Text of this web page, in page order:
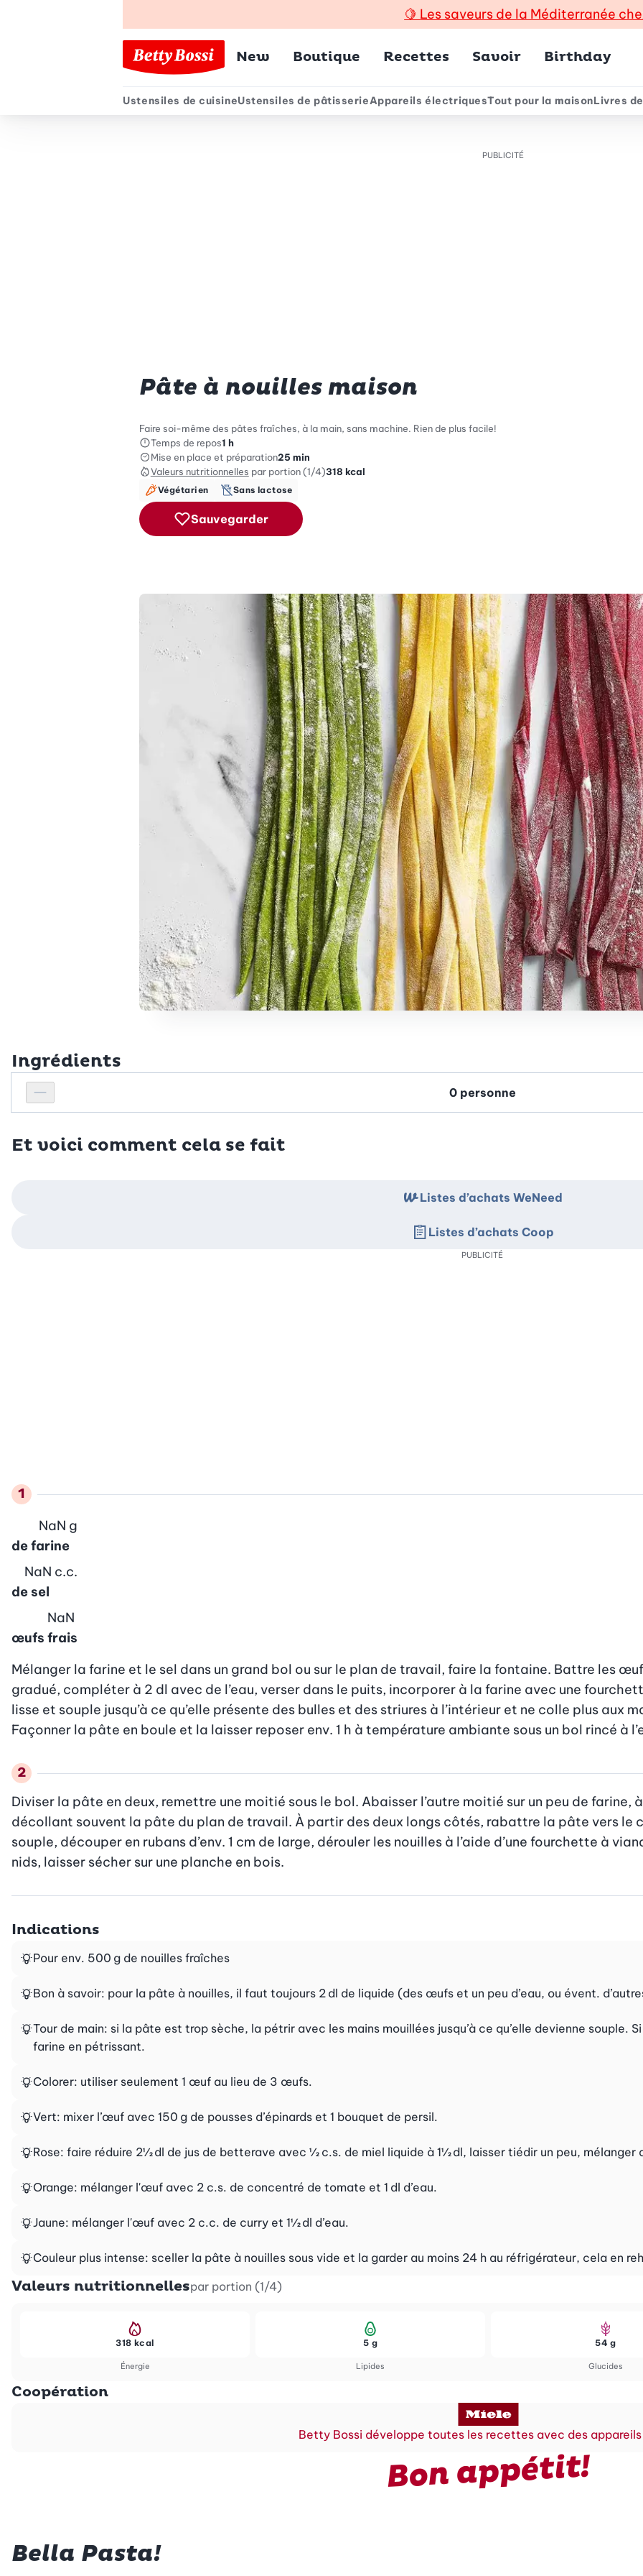
🍋 Les saveurs de la Méditerranée
Menu principal
New Boutique Recettes Savoir Birthday
Menu secondaire
Ustensiles de cuisineUstensiles de pâtisserieAppareils électriquesTout pour la maisonLivres
PUBLICITÉ
Pâte à nouilles maison
Faire soi-même des pâtes fraîches, à la main, sans machine. Rien de plus facile!
Temps de repos1 h
Mise en place et préparation25 min
Valeurs nutritionnelles par portion (1/4)318 kcal
Végétarien Sans lactose
Sauvegarder
Ingrédients
Réduire le nombre de personnes
Personnes
Et voici comment cela se fait
de farine
NaN g
de sel
NaN c.c.
œufs frais
NaN
Mélanger la farine et le sel dans un grand bol ou sur le plan de travail, faire la fontaine. Battre les
gradué, compléter à 2 dl avec de l’eau, verser dans le puits, incorporer à la farine avec une
lisse et souple jusqu’à ce qu’elle présente des bulles et des striures à l’intérieur et ne colle plus aux
Façonner la pâte en boule et la laisser reposer env. 1 h à température ambiante sous un bol rincé à
Diviser la pâte en deux, remettre une moitié sous le bol. Abaisser l’autre moitié sur un peu de farine, à
décollant souvent la pâte du plan de travail. À partir des deux longs côtés, rabattre la pâte vers le
souple, découper en rubans d’env. 1 cm de large, dérouler les nouilles à l’aide d’une fourchette à
nids, laisser sécher sur une planche en bois.
Listes d’achats WeNeed
Listes d’achats Coop
PUBLICITÉ
Indications
Pour env. 500 g de nouilles fraîches
Bon à savoir: pour la pâte à nouilles, il faut toujours 2 dl de liquide (des œufs et un peu d’eau, ou évent.
Tour de main: si la pâte est trop sèche, la pétrir avec les mains mouillées jusqu’à ce qu’elle devienne souple.
farine en pétrissant.
Colorer: utiliser seulement 1 œuf au lieu de 3 œufs.
Vert: mixer l’œuf avec 150 g de pousses d’épinards et 1 bouquet de persil.
Rose: faire réduire 2½ dl de jus de betterave avec ½ c.s. de miel liquide à 1½ dl, laisser tiédir un peu,
Orange: mélanger l'œuf avec 2 c.s. de concentré de tomate et 1 dl d’eau.
Jaune: mélanger l'œuf avec 2 c.c. de curry et 1½ dl d’eau.
Couleur plus intense: sceller la pâte à nouilles sous vide et la garder au moins 24 h au réfrigérateur, cela en
Valeurs nutritionnellespar portion (1/4)
Énergie
318 kcal
Lipides
5 g
Glucides
54 g
Coopération
Betty Bossi développe toutes les recettes avec des
Bon appétit!
Bella Pasta!